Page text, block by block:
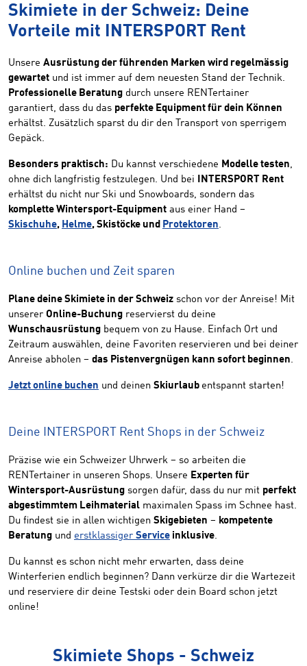
Skimiete in der Schweiz: Deine
Vorteile mit INTERSPORT Rent
Unsere Ausrüstung der führenden Marken wird regelmässig
gewartet und ist immer auf dem neuesten Stand der Technik.
Professionelle Beratung durch unsere RENTertainer
garantiert, dass du das perfekte Equipment für dein Können
erhältst. Zusätzlich sparst du dir den Transport von sperrigem
Gepäck.
Besonders praktisch: Du kannst verschiedene Modelle testen,
ohne dich langfristig festzulegen. Und bei INTERSPORT Rent
erhältst du nicht nur Ski und Snowboards, sondern das
komplette Wintersport-Equipment aus einer Hand –
Skischuhe, Helme, Skistöcke und Protektoren.
Online buchen und Zeit sparen
Plane deine Skimiete in der Schweiz schon vor der Anreise! Mit
unserer Online-Buchung reservierst du deine
Wunschausrüstung bequem von zu Hause. Einfach Ort und
Zeitraum auswählen, deine Favoriten reservieren und bei deiner
Anreise abholen – das Pistenvergnügen kann sofort beginnen.
Jetzt online buchen und deinen Skiurlaub entspannt starten!
Deine INTERSPORT Rent Shops in der Schweiz
Präzise wie ein Schweizer Uhrwerk – so arbeiten die
RENTertainer in unseren Shops. Unsere Experten für
Wintersport-Ausrüstung sorgen dafür, dass du nur mit perfekt
abgestimmtem Leihmaterial maximalen Spass im Schnee hast.
Du findest sie in allen wichtigen Skigebieten – kompetente
Beratung und erstklassiger Service inklusive.
Du kannst es schon nicht mehr erwarten, dass deine
Winterferien endlich beginnen? Dann verkürze dir die Wartezeit
und reserviere dir deine Testski oder dein Board schon jetzt
online!
Skimiete Shops - Schweiz